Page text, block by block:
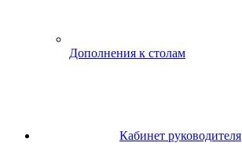
Дополнения к столам
Кабинет руководителя